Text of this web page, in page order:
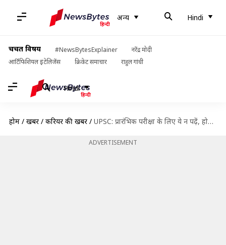
अन्य Hindi
चर्चित विषय #NewsBytesExplainer
नरेंद्र मोदी
आर्टिफिशियल इंटेलिजेंस
क्रिकेट समाचार राहुल गांधी
Hindi
होम / खबरें / करियर की खबरें / UPSC: प्रारंभिक परीक्षा के लिए ये न पढ़ें, होती है समय की बर्बादी
ADVERTISEMENT